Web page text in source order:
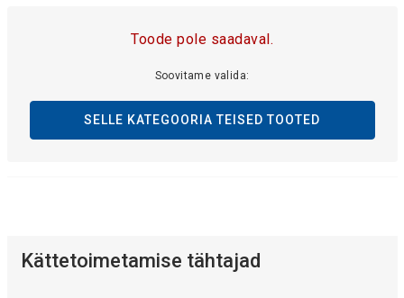
Toode pole saadaval.
Soovitame valida:
SELLE KATEGOORIA TEISED TOOTED
Kättetoimetamise tähtajad